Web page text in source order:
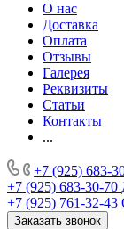
О нас
Доставка
Оплата
Отзывы
Галерея
Реквизиты
Статьи
Контакты
...
+7 (925) 683-
+7 (925) 683-30-70
+7 (925) 761-32-43
Заказать звонок